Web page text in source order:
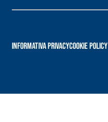
Informativa PrivacyCookie Policy